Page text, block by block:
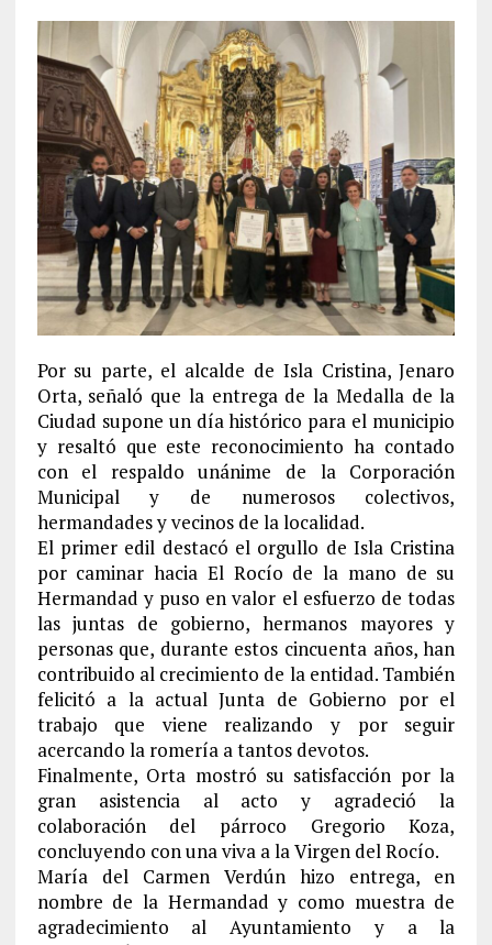
Por su parte, el alcalde de Isla Cristina, Jenaro
Orta, señaló que la entrega de la Medalla de la
Ciudad supone un día histórico para el municipio
y resaltó que este reconocimiento ha contado
con el respaldo unánime de la Corporación
Municipal y de numerosos colectivos,
hermandades y vecinos de la localidad.
El primer edil destacó el orgullo de Isla Cristina
por caminar hacia El Rocío de la mano de su
Hermandad y puso en valor el esfuerzo de todas
las juntas de gobierno, hermanos mayores y
personas que, durante estos cincuenta años, han
contribuido al crecimiento de la entidad. También
felicitó a la actual Junta de Gobierno por el
trabajo que viene realizando y por seguir
acercando la romería a tantos devotos.
Finalmente, Orta mostró su satisfacción por la
gran asistencia al acto y agradeció la
colaboración del párroco Gregorio Koza,
concluyendo con una viva a la Virgen del Rocío.
María del Carmen Verdún hizo entrega, en
nombre de la Hermandad y como muestra de
agradecimiento al Ayuntamiento y a la